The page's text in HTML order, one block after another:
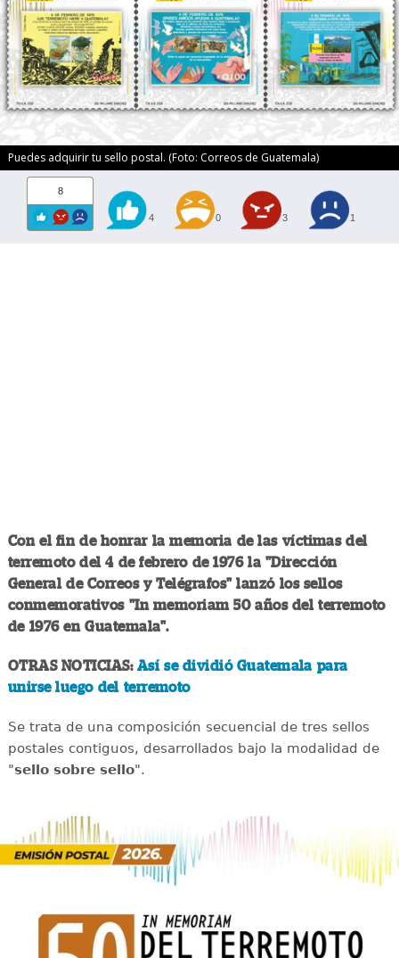
Puedes adquirir tu sello postal. (Foto: Correos de Guatemala)
8
4 0 3 1
Con el fin de honrar la memoria de las víctimas del
terremoto del 4 de febrero de 1976 la "Dirección
General de Correos y Telégrafos" lanzó los sellos
conmemorativos "In memoriam 50 años del terremoto
de 1976 en Guatemala".
OTRAS NOTICIAS: Así se dividió Guatemala para
unirse luego del terremoto
Se trata de una composición secuencial de tres sellos
postales contiguos, desarrollados bajo la modalidad de
"sello sobre sello".